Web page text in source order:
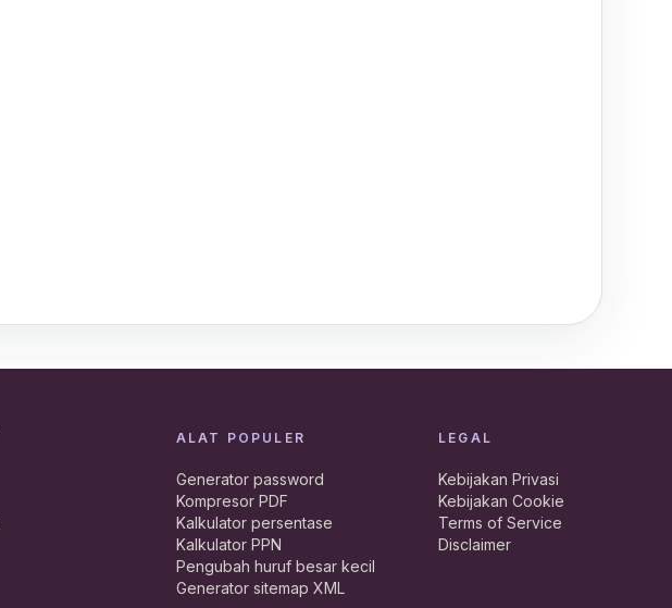
ALAT POPULER
Generator password
Kompresor PDF
Kalkulator persentase
Kalkulator PPN
Pengubah huruf besar kecil
Generator sitemap XML
LEGAL
Kebijakan Privasi
Kebijakan Cookie
Terms of Service
Disclaimer